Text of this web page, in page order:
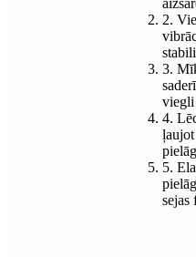
2.
3.
viegli
4.
5.
sejas